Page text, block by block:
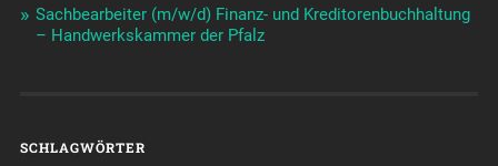
Sachbearbeiter (m/w/d) Finanz- und Kreditorenbuchhaltung
– Handwerkskammer der Pfalz
SCHLAGWÖRTER